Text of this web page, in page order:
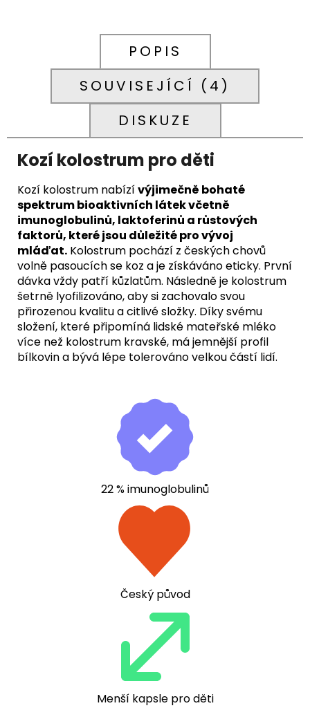
POPIS
SOUVISEJÍCÍ (4)
DISKUZE
Kozí kolostrum pro děti
Kozí kolostrum nabízívýjimečně bohaté
spektrum bioaktivních látek včetně
imunoglobulinů, laktoferinů a růstových
faktorů, které jsou důležité pro vývoj
mláďat. Kolostrum pochází z českých chovů
volně pasoucích se koz a je získáváno eticky. První
dávka vždy patří kůzlatům. Následně je kolostrum
šetrně lyofilizováno, aby si zachovalo svou
přirozenou kvalitu a citlivé složky. Díky svému
složení, které připomíná lidské mateřské mléko
více než kolostrum kravské, má jemnější profil
bílkovin a bývá lépe tolerováno velkou částí lidí.
22 % imunoglobulinů
Český původ
Menší kapsle pro děti